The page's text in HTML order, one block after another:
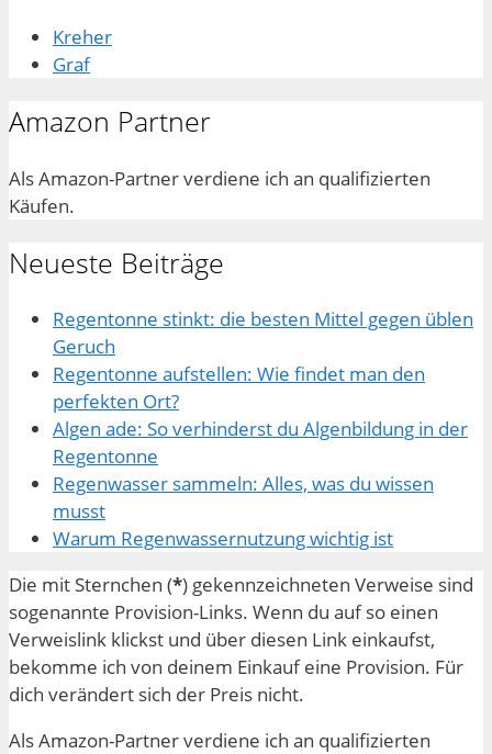
Kreher
Graf
Amazon Partner
Als Amazon-Partner verdiene ich an qualifizierten
Käufen.
Neueste Beiträge
Regentonne stinkt: die besten Mittel gegen üblen
Geruch
Regentonne aufstellen: Wie findet man den
perfekten Ort?
Algen ade: So verhinderst du Algenbildung in der
Regentonne
Regenwasser sammeln: Alles, was du wissen
musst
Warum Regenwassernutzung wichtig ist
Die mit Sternchen (*) gekennzeichneten Verweise sind
sogenannte Provision-Links. Wenn du auf so einen
Verweislink klickst und über diesen Link einkaufst,
bekomme ich von deinem Einkauf eine Provision. Für
dich verändert sich der Preis nicht.
Als Amazon-Partner verdiene ich an qualifizierten